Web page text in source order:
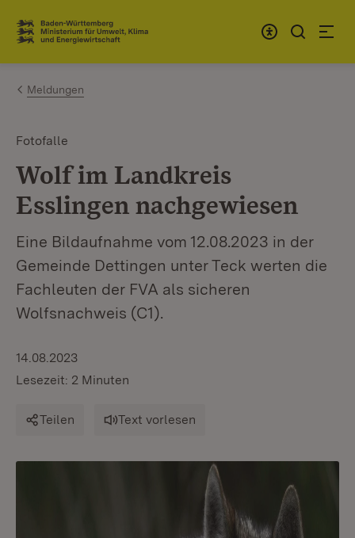
Zum Inhalt springen
Link zur Startseite
Meldungen
Fotofalle
Wolf im Landkreis
Esslingen nachgewiesen
Eine Bildaufnahme vom 12.08.2023 in der
Gemeinde Dettingen unter Teck werten die
Fachleuten der FVA als sicheren
Wolfsnachweis (C1).
14.08.2023
Lesezeit: 2 Minuten
Teilen Text vorlesen